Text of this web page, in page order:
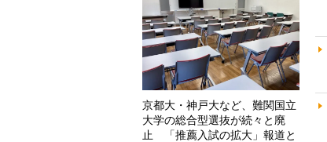
京都大・神戸大など、難関国立
大学の総合型選抜が続々と廃
止 「推薦入試の拡大」報道と